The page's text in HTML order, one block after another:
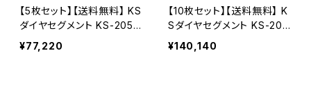
【5枚セット】【送料無料】 KS
ダイヤセグメント KS-205S
プロ (ks-205spro) 8イン
チ みかげ石・硬質コンクリ
¥77,220
【10枚セット】【送料無料】 K
Sダイヤセグメント KS-205
Sプロ (ks-205spro) 8イ
ンチ みかげ石・硬質コンク
¥140,140